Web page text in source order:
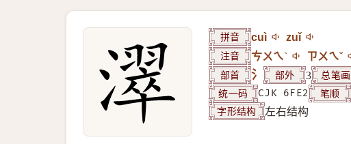
拼音 cuì zuǐ
注音 ㄘㄨㄟˋ ㄗㄨㄟˇ
部首 氵 部外 3 总笔画
统一码 CJK 6FE2 笔顺
字形结构 左右结构